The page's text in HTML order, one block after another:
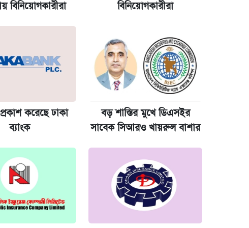
বিরুদ্ধে ব্যবস্থা
আবেদন শুরু
বিনিয়োগকারীরা
বিনিয়োগকারীরা
করেছে ঢাকা
ব্যাংক
বড় শাস্তির মুখে ডিএসইর
সাবেক সিআরও খায়রুল বাশার